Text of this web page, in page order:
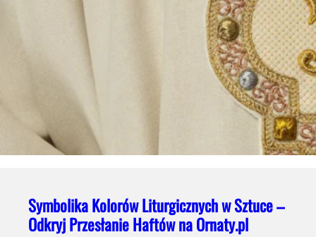
Symbolika Kolorów Liturgicznych w Sztuce –
Odkryj Przesłanie Haftów na Ornaty.pl